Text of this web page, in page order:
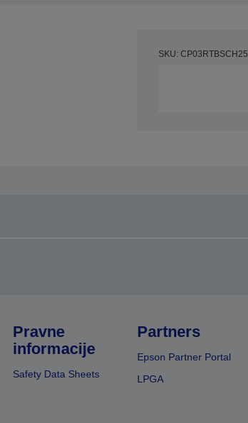
SKU: CP03RTBSCH25
Pravne
informacije
Safety Data Sheets
Partners
Epson Partner Portal
LPGA